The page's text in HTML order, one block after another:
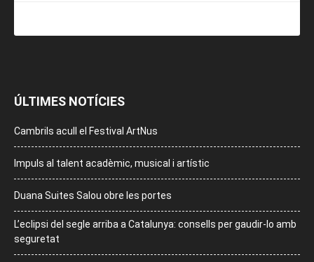
ÚLTIMES NOTÍCIES
Cambrils acull el Festival ArtNus
Impuls al talent acadèmic, musical i artístic
Duana Suites Salou obre les portes
L’eclipsi del segle arriba a Catalunya: consells per gaudir-lo amb
seguretat